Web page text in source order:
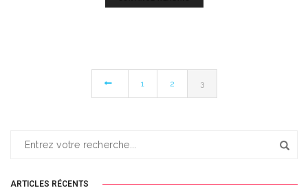
1 2 3
ARTICLES RÉCENTS